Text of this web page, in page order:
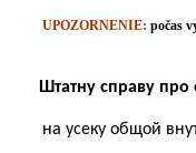
UPOZORNENIE: počas
Штатну справу про
на усеку общой